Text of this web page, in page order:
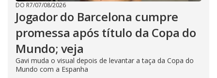
DO R7/07/08/2026
Jogador do Barcelona cumpre
promessa após título da Copa do
Mundo; veja
Gavi muda o visual depois de levantar a taça da Copa do
Mundo com a Espanha